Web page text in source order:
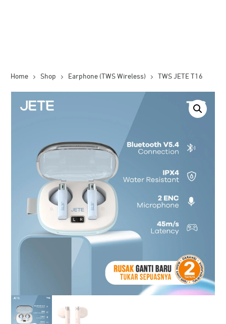
Home Shop Earphone (TWS Wireless) TWS JETE T16